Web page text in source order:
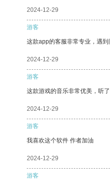
2024-12-29
游客
这款app的客服非常专业，遇
2024-12-29
游客
这款游戏的音乐非常优美，听了
2024-12-29
游客
我喜欢这个软件 作者加油
2024-12-29
游客